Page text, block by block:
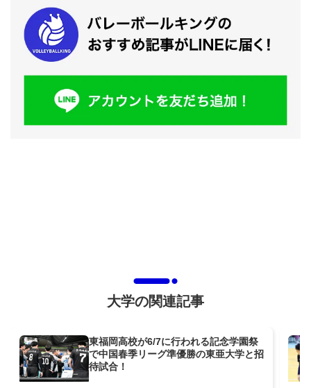
大学の関連記事
東福岡高校が6/7に行われる記念学園祭
で中国春季リーグ準優勝の東亜大学と招
待試合！